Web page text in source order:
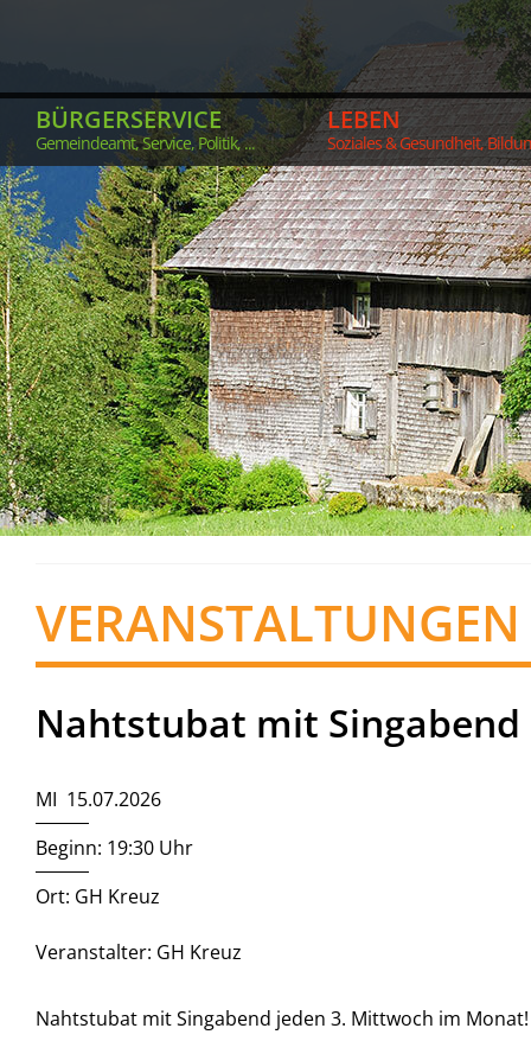
BÜRGERSERVICE
Gemeindeamt, Service, Politik, ...
LEBEN
Soziales & Gesundheit,
VERANSTALTUNGEN
Nahtstubat mit Singabend
MI 15.07.2026
Beginn: 19:30 Uhr
Ort: GH Kreuz
Veranstalter: GH Kreuz
Nahtstubat mit Singabend jeden 3. Mittwoch im Monat!